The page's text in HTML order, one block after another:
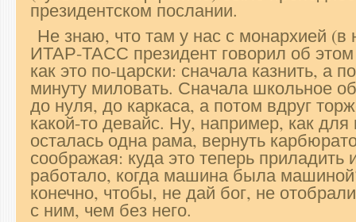
президентском послании.
Не знаю, что там у нас с монархией
ИТАР-ТАСС президент говорил об этом
как это по-царски: сначала казнить, а
минуту миловать. Сначала школьное
до нуля, до каркаса, а потом вдруг
какой-то девайс. Ну, например, как
осталась одна рама, вернуть
соображая: куда это теперь приладить
работало, когда машина была
конечно, чтобы, не дай бог, не
с ним, чем без него.